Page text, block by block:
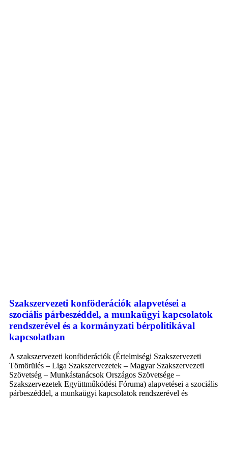
Szakszervezeti konföderációk alapvetései a
szociális párbeszéddel, a munkaügyi kapcsolatok
rendszerével és a kormányzati bérpolitikával
kapcsolatban
A szakszervezeti konföderációk (Értelmiségi Szakszervezeti
Tömörülés – Liga Szakszervezetek – Magyar Szakszervezeti
Szövetség – Munkástanácsok Országos Szövetsége –
Szakszervezetek Együttműködési Fóruma) alapvetései a szociális
párbeszéddel, a munkaügyi kapcsolatok rendszerével és